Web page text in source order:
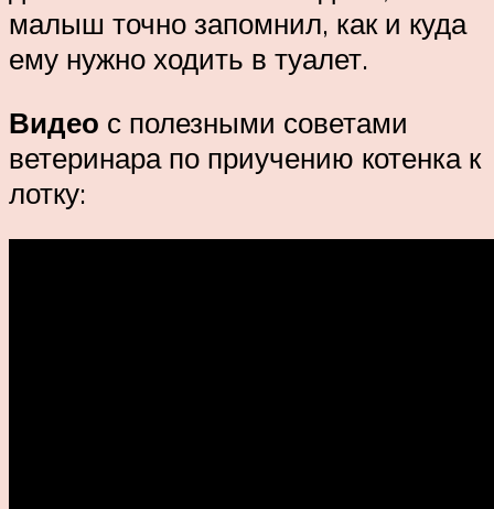
малыш точно запомнил, как и куда
ему нужно ходить в туалет.
Видео с полезными советами
ветеринара по приучению котенка к
лотку: